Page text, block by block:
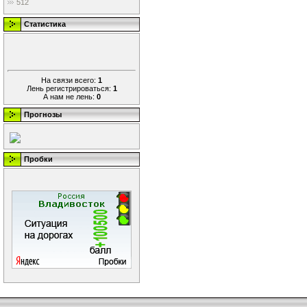
512
Статистика
На связи всего: 1
Лень регистрироваться: 1
А нам не лень: 0
Прогнозы
Пробки